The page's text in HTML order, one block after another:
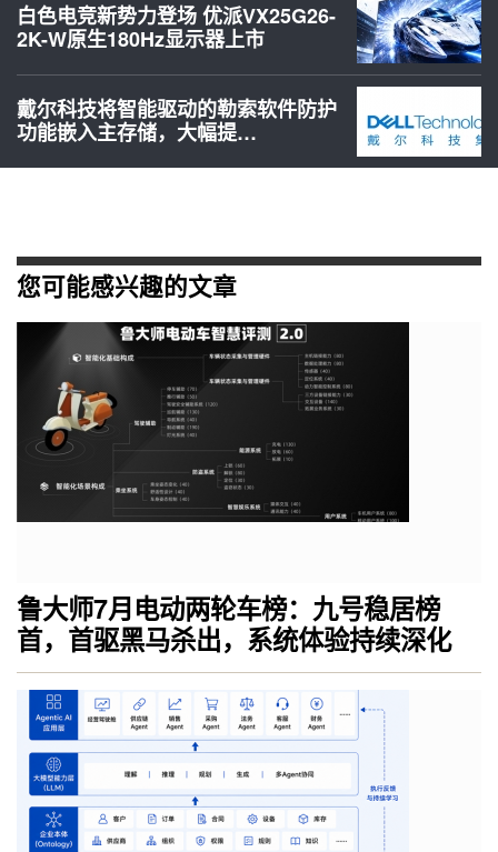
白色电竞新势力登场 优派VX25G26-
2K-W原生180Hz显示器上市
戴尔科技将智能驱动的勒索软件防护
功能嵌入主存储，大幅提…
您可能感兴趣的文章
鲁大师7月电动两轮车榜：九号稳居榜
首，首驱黑马杀出，系统体验持续深化